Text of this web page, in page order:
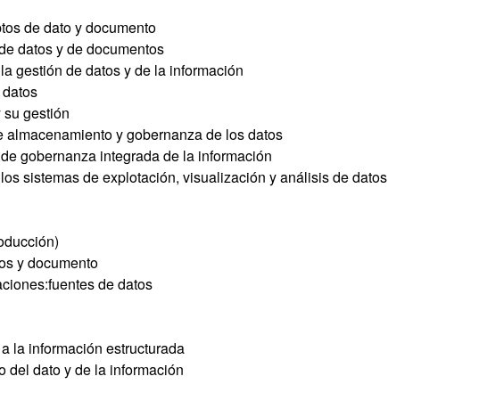
de dato y documento
datos y de documentos
gestión de datos y de la información
gestión
y gobernanza de los datos
gobernanza integrada de la información
sistemas de explotación, visualización y análisis de datos
y documento
de datos
la información estructurada
del dato y de la información